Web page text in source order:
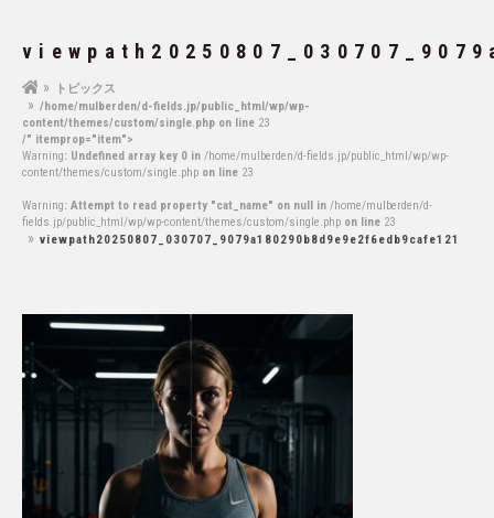
トピックス
/home/mulberden/d-fields.jp/public_html/wp/wp-
content/themes/custom/single.php on line 23
/" itemprop="item">
Warning: Undefined array key 0 in /home/mulberden/d-fields.jp/public_html/wp/wp-
content/themes/custom/single.php on line 23
Warning: Attempt to read property "cat_name" on null in /home/mulberden/d-
fields.jp/public_html/wp/wp-content/themes/custom/single.php on line 23
viewpath20250807_030707_9079a180290b8d9e9e2f6edb9cafe121